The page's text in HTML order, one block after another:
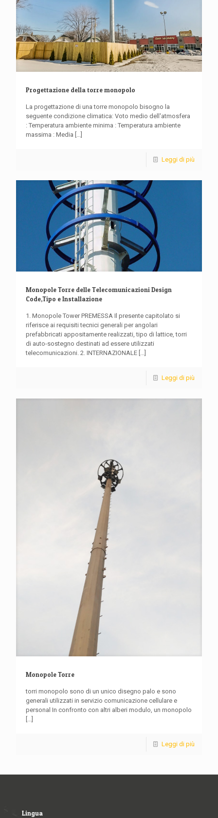
Progettazione della torre monopolo
La progettazione di una torre monopolo bisogno la
seguente condizione climatica: Voto medio dell'atmosfera
: Temperatura ambiente minima : Temperatura ambiente
massima : Media [...]
Leggi di più
Monopole Torre delle Telecomunicazioni Design
Code,Tipo e Installazione
1. Monopole Tower PREMESSA Il presente capitolato si
riferisce ai requisiti tecnici generali per angolari
prefabbricati appositamente realizzati, tipo di lattice, torri
di auto-sostegno destinati ad essere utilizzati
telecomunicazioni. 2. INTERNAZIONALE [...]
Leggi di più
Monopole Torre
torri monopolo sono di un unico disegno palo e sono
generali utilizzati in servizio comunicazione cellulare e
personal In confronto con altri alberi modulo, un monopolo
[...]
Leggi di più
Lingua